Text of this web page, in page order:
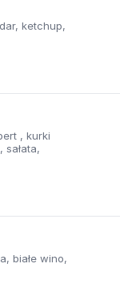
ketchup,
, kurki
białe wino,